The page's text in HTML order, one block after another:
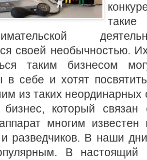
своей необычностью.
таким бизнесом
в себе и хотят
из таких неординарных
бизнес, который
многим известен
разведчиков. В наши
В настоящий